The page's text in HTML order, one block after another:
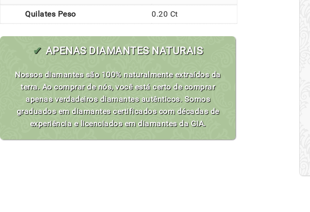
Quilates Peso 0.20 Ct
✔ APENAS DIAMANTES NATURAIS
Nossos diamantes são 100% naturalmente extraídos da
terra. Ao comprar de nós, você está certo de comprar
apenas verdadeiros diamantes autênticos. Somos
graduados em diamantes certificados com décadas de
experiência e licenciados em diamantes da GIA.